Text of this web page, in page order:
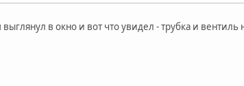
в окно и вот что увидел - трубка и